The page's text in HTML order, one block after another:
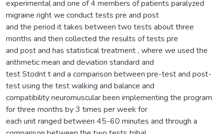
experimental and one of 4 members of patients paralyzed
migraine right we conduct tests pre and post
and the period it takes between two tests about three
months and then collected the results of tests pre
and post and has statistical treatment , where we used the
arithmetic mean and deviation standard and
test Stodnt t and a comparison between pre-test and post-
test using the test walking and balance and
compatibility neuromuscular been implementing the program
for three months by 3 times per week for
each unit ranged between 45-60 minutes and through a